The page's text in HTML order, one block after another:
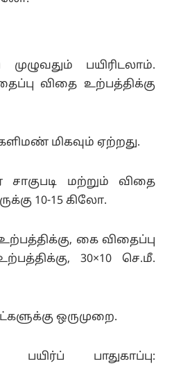
பயிரிடலாம்.
விதை உற்பத்திக்கு
மிகவும் ஏற்றது.
மற்றும் விதை
10-15 கிலோ.
கை விதைப்பு
30×10 செ.மீ.
ஒருமுறை.
பாதுகாப்பு: